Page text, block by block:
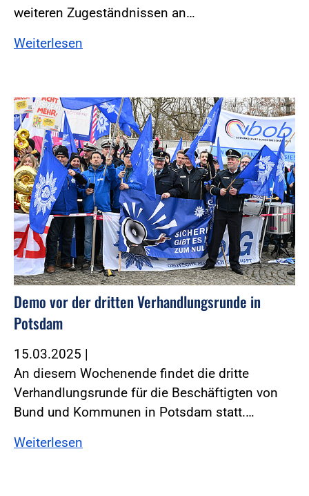
weiteren Zugeständnissen an…
Weiterlesen
Foto:Foto: Windmüller
Demo vor der dritten Verhandlungsrunde in
Potsdam
15.03.2025 |
An diesem Wochenende findet die dritte
Verhandlungsrunde für die Beschäftigten von
Bund und Kommunen in Potsdam statt.…
Weiterlesen